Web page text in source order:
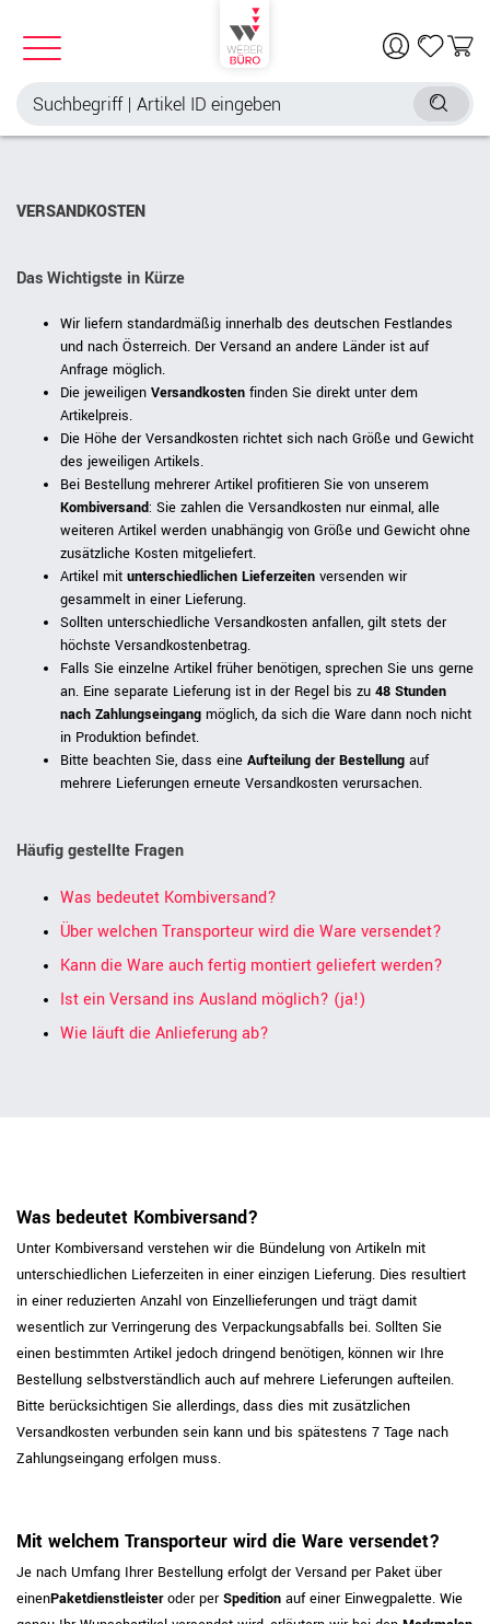
VERSANDKOSTEN
Das Wichtigste in Kürze
Wir liefern standardmäßig innerhalb des deutschen Festlandes
und nach Österreich. Der Versand an andere Länder ist auf
Anfrage möglich.
Die jeweiligen Versandkosten finden Sie direkt unter dem
Artikelpreis.
Die Höhe der Versandkosten richtet sich nach Größe und Gewicht
des jeweiligen Artikels.
Bei Bestellung mehrerer Artikel profitieren Sie von unserem
Kombiversand: Sie zahlen die Versandkosten nur einmal, alle
weiteren Artikel werden unabhängig von Größe und Gewicht ohne
zusätzliche Kosten mitgeliefert.
Artikel mit unterschiedlichen Lieferzeiten versenden wir
gesammelt in einer Lieferung.
Sollten unterschiedliche Versandkosten anfallen, gilt stets der
höchste Versandkostenbetrag.
Falls Sie einzelne Artikel früher benötigen, sprechen Sie uns gerne
an. Eine separate Lieferung ist in der Regel bis zu 48 Stunden
nach Zahlungseingang möglich, da sich die Ware dann noch nicht
in Produktion befindet.
Bitte beachten Sie, dass eine Aufteilung der Bestellung auf
mehrere Lieferungen erneute Versandkosten verursachen.
Häufig gestellte Fragen
Was bedeutet Kombiversand?
Über welchen Transporteur wird die Ware versendet?
Kann die Ware auch fertig montiert geliefert werden?
Ist ein Versand ins Ausland möglich? (ja!)
Wie läuft die Anlieferung ab?
Was bedeutet Kombiversand?
Unter Kombiversand verstehen wir die Bündelung von Artikeln mit
unterschiedlichen Lieferzeiten in einer einzigen Lieferung. Dies resultiert
in einer reduzierten Anzahl von Einzellieferungen und trägt damit
wesentlich zur Verringerung des Verpackungsabfalls bei. Sollten Sie
einen bestimmten Artikel jedoch dringend benötigen, können wir Ihre
Bestellung selbstverständlich auch auf mehrere Lieferungen aufteilen.
Bitte berücksichtigen Sie allerdings, dass dies mit zusätzlichen
Versandkosten verbunden sein kann und bis spätestens 7 Tage nach
Zahlungseingang erfolgen muss.
Mit welchem Transporteur wird die Ware versendet?
Je nach Umfang Ihrer Bestellung erfolgt der Versand per Paket über
einenPaketdienstleisteroder perSpedition auf einer Einwegpalette. Wie